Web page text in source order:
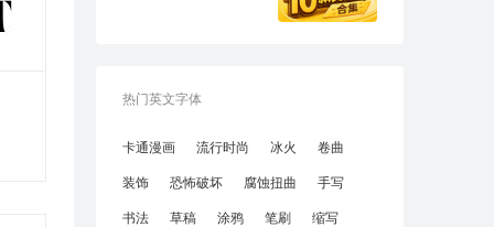
热门英文字体
卡通漫画 流行时尚 冰火
卷曲
装饰
恐怖破坏 腐蚀扭曲
手写
书法
草稿 涂鸦 笔刷
缩写